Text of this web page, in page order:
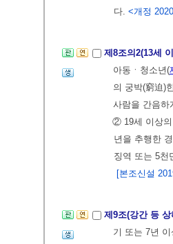
다. <개정
제8조의2(13세
아동ㆍ청소년(
의 궁박(窮迫)
사람을 간음하
② 19세 이상의
년을 추행한
징역 또는 5
[본조신설
제9조(강간 등
기 또는 7년